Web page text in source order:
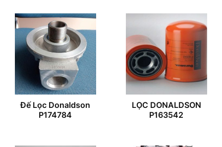
Đế Lọc Donaldson
P174784
LỌC DONALDSON
P163542